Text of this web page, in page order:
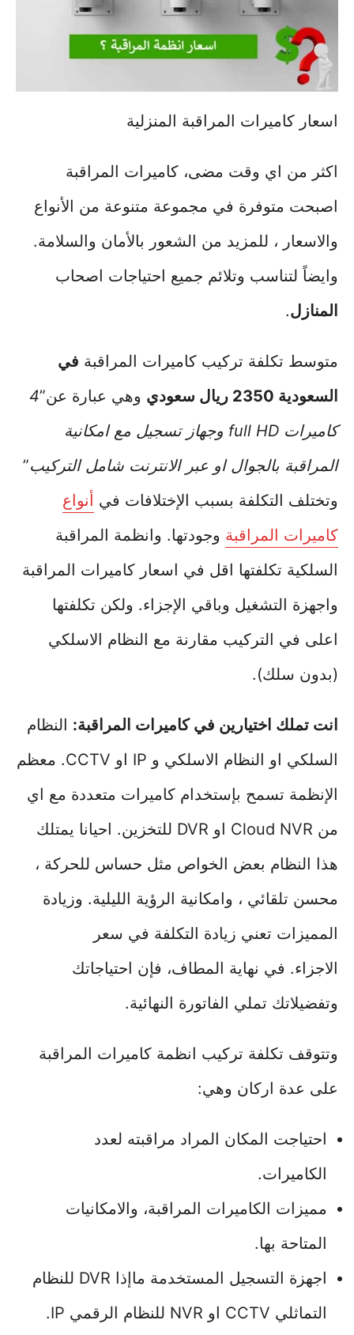
اسعار كاميرات المراقبة المنزلية
اكثر من اي وقت مضى، كاميرات المراقبة
اصبحت متوفرة في مجموعة متنوعة من الأنواع
والاسعار ، للمزيد من الشعور بالأمان والسلامة.
وايضاً لتناسب وتلائم جميع احتياجات اصحاب
المنازل.
متوسط تكلفة تركيب كاميرات المراقبة في
السعودية 2350 ريال سعودي
وهي عبارة عن”4
كاميرات full HD وجهاز تسجيل مع امكانية
المراقبة بالجوال او عبر الانترنت شامل التركيب”
وتختلف التكلفة بسبب الإختلافات في
أنواع
كاميرات المراقبة وجودتها. وانظمة المراقبة
السلكية تكلفتها اقل في اسعار كاميرات المراقبة
واجهزة التشغيل وباقي الإجزاء. ولكن تكلفتها
اعلى في التركيب مقارنة مع النظام الاسلكي
(بدون سلك).
انت تملك اختيارين في كاميرات المراقبة: النظام
السلكي او النظام الاسلكي و IP او CCTV. معظم
الإنظمة تسمح بإستخدام كاميرات متعددة مع اي
من Cloud NVR او DVR للتخزين. احيانا يمتلك
هذا النظام بعض الخواص مثل حساس للحركة ،
محسن تلقائي ، وامكانية الرؤية الليلية. وزيادة
المميزات تعني زيادة التكلفة في سعر
الاجزاء. في نهاية المطاف، فإن احتياجاتك
وتفضيلاتك تملي الفاتورة النهائية.
وتتوقف تكلفة تركيب انظمة كاميرات المراقبة
على عدة اركان وهي:
احتياجت المكان المراد مراقبته لعدد
الكاميرات.
مميزات الكاميرات المراقبة، والامكانيات
المتاحة بها.
اجهزة التسجيل المستخدمة ماإذا DVR للنظام
التماثلي CCTV او NVR للنظام الرقمي IP.